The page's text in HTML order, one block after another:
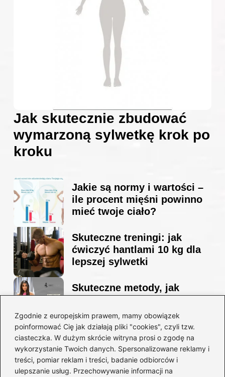
Zgodnie z europejskim prawem, mamy obowiązek
poinformować Cię jak działają pliki "cookies", czyli tzw.
ciasteczka. W dużym skrócie witryna prosi o zgodę na
wykorzystanie Twoich danych. Spersonalizowane reklamy i
treści, pomiar reklam i treści, badanie odbiorców i
ulepszanie usług. Przechowywanie informacji na
Jak skutecznie zbudować
wymarzoną sylwetkę krok po
kroku
Jakie są normy i wartości –
ile procent mięśni powinno
mieć twoje ciało?
Skuteczne treningi: jak
ćwiczyć hantlami 10 kg dla
lepszej sylwetki
Skuteczne metody, jak
sylwetkę w zaledwie 90 dni
Idealny garnitur: jak dobrać
go do swojej sylwetki?